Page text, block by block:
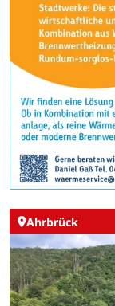
Ahrbrück